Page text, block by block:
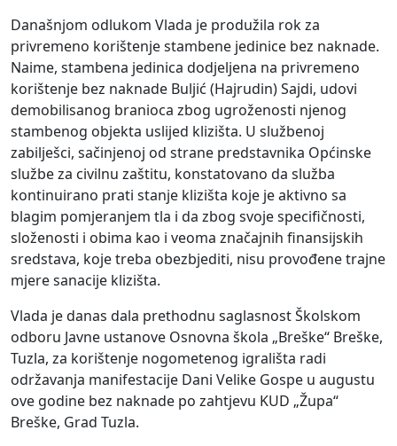
Današnjom odlukom Vlada je produžila rok za
privremeno korištenje stambene jedinice bez naknade.
Naime, stambena jedinica dodjeljena na privremeno
korištenje bez naknade Buljić (Hajrudin) Sajdi, udovi
demobilisanog branioca zbog ugroženosti njenog
stambenog objekta uslijed klizišta. U službenoj
zabilješci, sačinjenoj od strane predstavnika Općinske
službe za civilnu zaštitu, konstatovano da služba
kontinuirano prati stanje klizišta koje je aktivno sa
blagim pomjeranjem tla i da zbog svoje specifičnosti,
složenosti i obima kao i veoma značajnih finansijskih
sredstava, koje treba obezbjediti, nisu provođene trajne
mjere sanacije klizišta.
Vlada je danas dala prethodnu saglasnost Školskom
odboru Javne ustanove Osnovna škola „Breške“ Breške,
Tuzla, za korištenje nogometenog igrališta radi
održavanja manifestacije Dani Velike Gospe u augustu
ove godine bez naknade po zahtjevu KUD „Župa“
Breške, Grad Tuzla.